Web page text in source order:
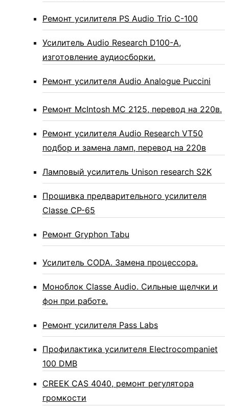
Ремонт усилителя PS Audio Trio C-100
Усилитель Audio Research D100-A,
изготовление аудиосборки.
Ремонт усилителя Audio Analogue Puccini
Ремонт McIntosh MC 2125, перевод на 220в.
Ремонт усилителя Audio Research VT50
подбор и замена ламп, перевод на 220в
Ламповый усилитель Unison research S2K
Прошивка предварительного усилителя
Classe CP-65
Ремонт Gryphon Tabu
Усилитель CODA. Замена процессора.
Моноблок Classe Audio. Сильные щелчки и
фон при работе.
Ремонт усилителя Pass Labs
Профилактика усилителя Electrocompaniet
100 DMB
CREEK CAS 4040, ремонт регулятора
громкости